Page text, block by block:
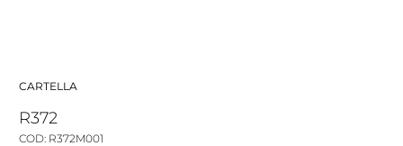
CARTELLA
R372
COD: R372M001